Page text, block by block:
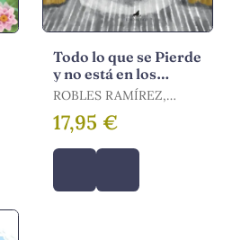
Todo lo que se Pierde
y no está en los
Cajones
ROBLES RAMÍREZ,
17,95 €